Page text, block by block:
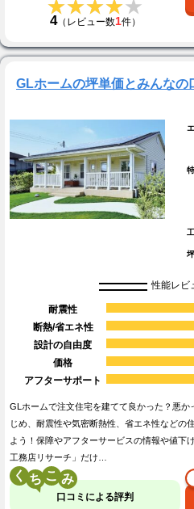
★★★★★
★★★★★
4（レビュー数1件）
GLホームの坪単価とみんなの
性能レビ
耐震性
断熱/省エネ性
設計の自由度
価格
アフターサポート
GLホームで注文住宅を建てて良かった？悪
じめ、耐震性や気密断熱性、省エネ性などの
よう！保障やアフターサービスの情報や値下
工務店リサーチ」だけ…
く こ
口コミによる評判